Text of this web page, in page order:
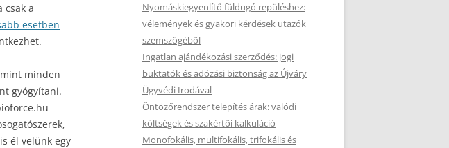
csak a
esetben
minden
gyógyítani.
él velünk egy
Nyomáskiegyenlítő füldugó repüléshez:
vélemények és gyakori kérdések utazók
szemszögéből
Ingatlan ajándékozási szerződés: jogi
buktatók és adózási biztonság az Újváry
Ügyvédi Irodával
Öntözőrendszer telepítés árak: valódi
költségek és szakértői kalkuláció
Monofokális, multifokális, trifokális és